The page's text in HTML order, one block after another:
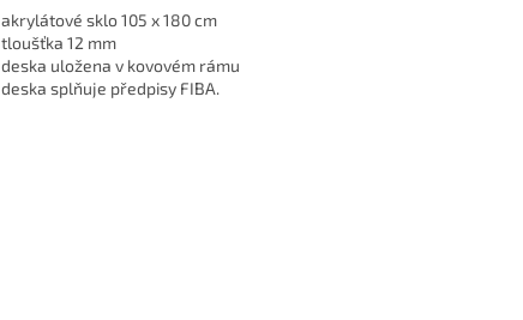
akrylátové sklo 105 x 180 cm
tloušťka 12 mm
deska uložena v kovovém rámu
deska splňuje předpisy FIBA.